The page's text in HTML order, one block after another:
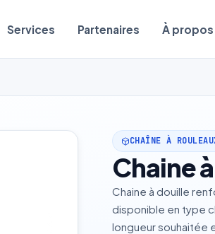
Services Partenaires À propos
CHAÎNE À
Chaine
Chaine à douille
disponible en type
longueur souhaitée